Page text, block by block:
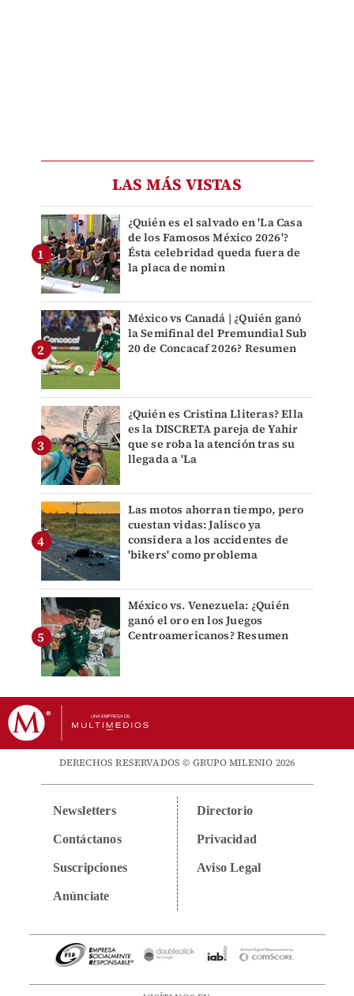
LAS MÁS VISTAS
¿Quién es el salvado en 'La Casa
de los Famosos México 2026'?
Ésta celebridad queda fuera de
la placa de nomin
México vs Canadá | ¿Quién ganó
la Semifinal del Premundial Sub
20 de Concacaf 2026? Resumen
¿Quién es Cristina Lliteras? Ella
es la DISCRETA pareja de Yahir
que se roba la atención tras su
llegada a 'La
Las motos ahorran tiempo, pero
cuestan vidas: Jalisco ya
considera a los accidentes de
'bikers' como problema
México vs. Venezuela: ¿Quién
ganó el oro en los Juegos
Centroamericanos? Resumen
DERECHOS RESERVADOS © GRUPO MILENIO 2026
Newsletters
Contáctanos
Suscripciones
Anúnciate
Directorio
Privacidad
Aviso Legal